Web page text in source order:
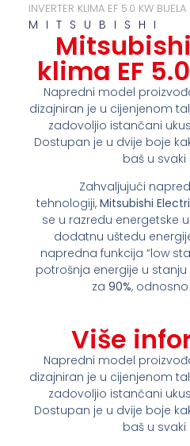
INVERTER KLIMA EF 5.0 KW BIJELA
MITSUBISHI
klima EF
Napredni model
dizajniran je u cijenjenom
zadovoljio istančani
Dostupan je u dvije boje
baš u svaki
Zahvaljujući
tehnologiji, Mitsubishi
se u razredu energetske
dodatnu uštedu
napredna funkcija “low
potrošnja energije u
za 90%,
Više
Napredni model
dizajniran je u cijenjenom
zadovoljio istančani
Dostupan je u dvije boje
baš u svaki